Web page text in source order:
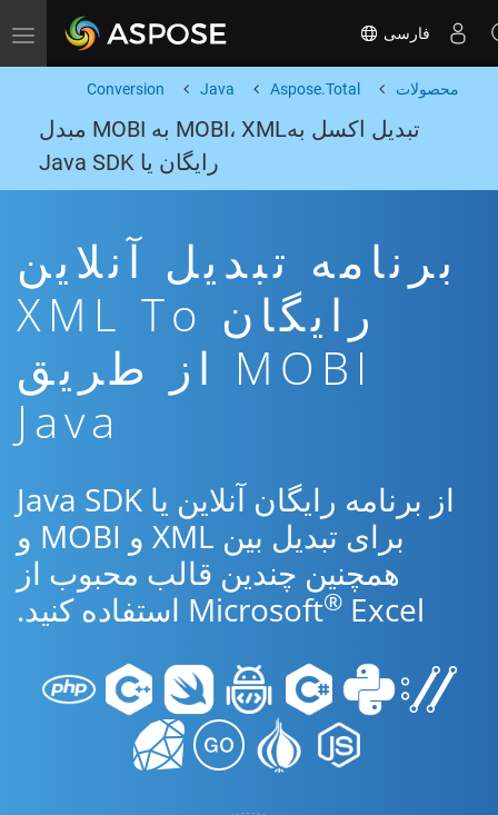
Toggle navigation فارسی
محصولات Aspose.Total
Java
Conversion
تبدیل اکسل بهMOBI، XML به MOBI مبدل
رایگان یا Java SDK
برنامه تبدیل آنلاین
رایگان XML To
MOBI از طریق
Java
از برنامه رایگان آنلاین یا Java SDK
برای تبدیل بین XML و MOBI و
همچنین چندین قالب محبوب از
Microsoft® Excel استفاده کنید.